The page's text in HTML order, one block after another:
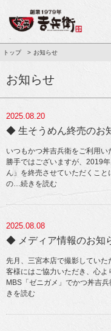
トップ お知らせ
お知らせ
2025.08.20
◆ 生そうめん終売のお
いつもかつ丼吉兵衛をご利用
勝手ではございますが、2019
ん」を終売させていただくこ
の…続きを読む
2025.08.08
◆ メディア情報のお知
先月、三宮本店で撮影してい
客様にはご協力いただき、心
MBS「ゼニガメ」でかつ丼吉
きを読む